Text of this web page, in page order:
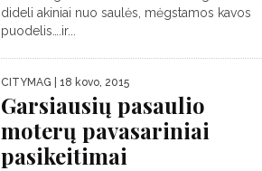
dideli akiniai nuo saulės, mėgstamos kavos
puodelis….ir...
CITYMAG | 18 kovo, 2015
Garsiausių pasaulio
moterų pavasariniai
pasikeitimai